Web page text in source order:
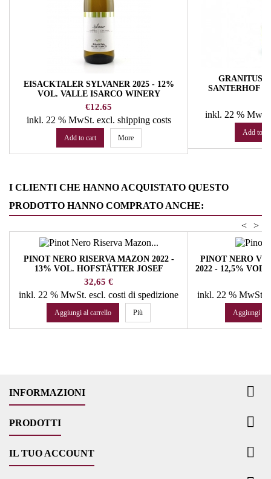
EISACKTALER SYLVANER 2025 - 12%
VOL. VALLE ISARCO WINERY
Price
€12.65
inkl. 22 % MwSt. excl. shipping costs
Add to cart More
GRANITUS
SANTERHOF -
inkl. 22 %
Add to
I CLIENTI CHE HANNO ACQUISTATO QUESTO
PRODOTTO HANNO COMPRATO ANCHE:
>
<
PINOT NERO RISERVA MAZON 2022 -
13% VOL. HOFSTÄTTER JOSEF
Prezzo
32,65 €
inkl. 22 % MwSt. escl. costi di spedizione
Aggiungi al carrello Più
PINOT NERO
2022 - 12,5% VOL.
inkl. 22 % MwSt.
Aggiungi al
INFORMAZIONI 
PRODOTTI 
IL TUO ACCOUNT 